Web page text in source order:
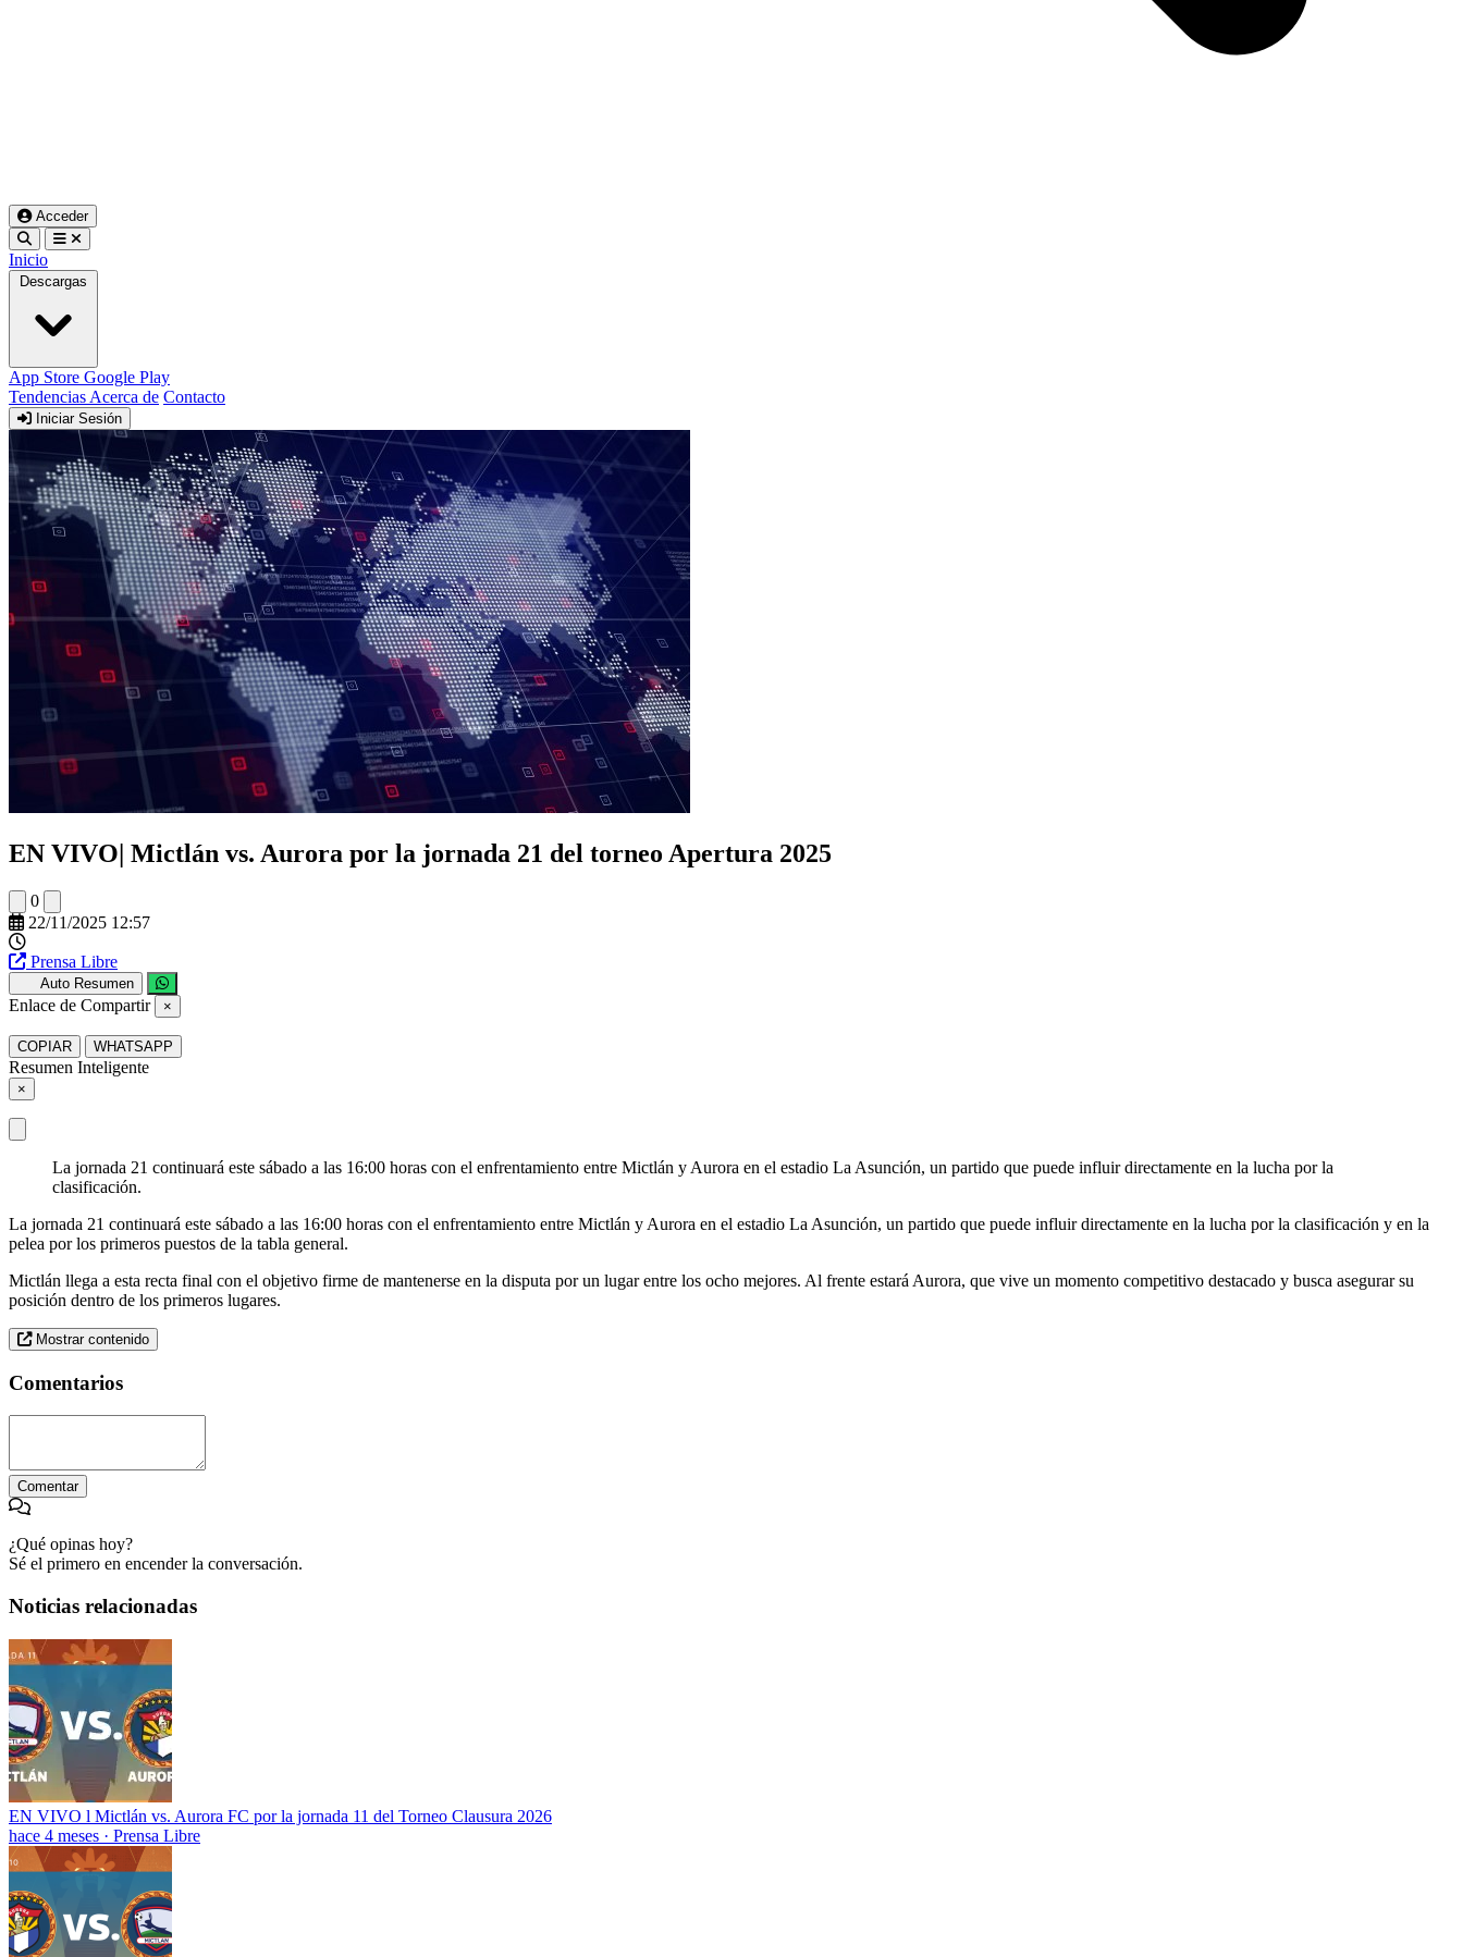
Acceder
Inicio
Descargas
App Store Google Play
Tendencias Acerca de Contacto
Iniciar Sesión
EN VIVO| Mictlán vs. Aurora por la jornada 21 del torneo Apertura 2025
0
22/11/2025 12:57
Prensa Libre
Auto Resumen
Enlace de Compartir ×
COPIAR WHATSAPP
Resumen Inteligente
×
La jornada 21 continuará este sábado a las 16:00 horas con el enfrentamiento entre Mictlán y Aurora en el estadio La Asunción, un partido que puede influir directamente en la lucha por la
clasificación.
La jornada 21 continuará este sábado a las 16:00 horas con el enfrentamiento entre Mictlán y Aurora en el estadio La Asunción, un partido que puede influir directamente en la lucha por la clasificación y en la
pelea por los primeros puestos de la tabla general.
Mictlán llega a esta recta final con el objetivo firme de mantenerse en la disputa por un lugar entre los ocho mejores. Al frente estará Aurora, que vive un momento competitivo destacado y busca asegurar su
posición dentro de los primeros lugares.
Mostrar contenido
Comentarios
Comentar
¿Qué opinas hoy?
Sé el primero en encender la conversación.
Noticias relacionadas
EN VIVO l Mictlán vs. Aurora FC por la jornada 11 del Torneo Clausura 2026
hace 4 meses · Prensa Libre